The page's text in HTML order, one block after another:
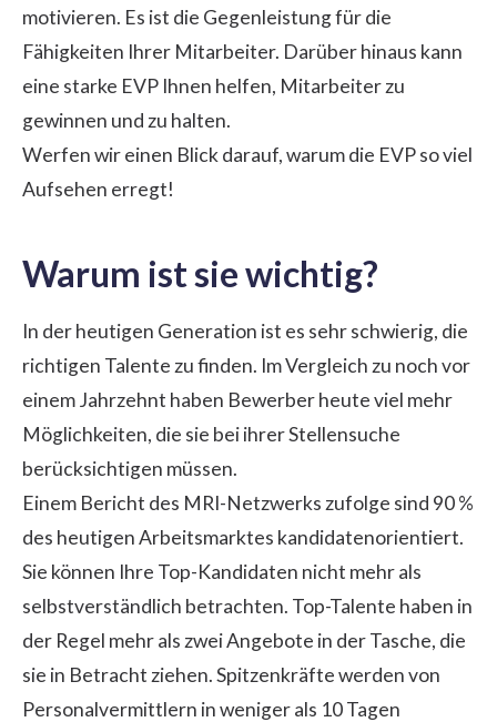
motivieren. Es ist die Gegenleistung für die
Fähigkeiten Ihrer Mitarbeiter. Darüber hinaus kann
eine starke EVP Ihnen helfen, Mitarbeiter zu
gewinnen und zu halten.
Werfen wir einen Blick darauf, warum die EVP so viel
Aufsehen erregt!
Warum ist sie wichtig?
In der heutigen Generation ist es sehr schwierig, die
richtigen Talente zu finden. Im Vergleich zu noch vor
einem Jahrzehnt haben Bewerber heute viel mehr
Möglichkeiten, die sie bei ihrer Stellensuche
berücksichtigen müssen.
Einem Bericht des MRI-Netzwerks zufolge sind 90 %
des heutigen Arbeitsmarktes kandidatenorientiert.
Sie können Ihre Top-Kandidaten nicht mehr als
selbstverständlich betrachten. Top-Talente haben in
der Regel mehr als zwei Angebote in der Tasche, die
sie in Betracht ziehen. Spitzenkräfte werden von
Personalvermittlern in weniger als 10 Tagen